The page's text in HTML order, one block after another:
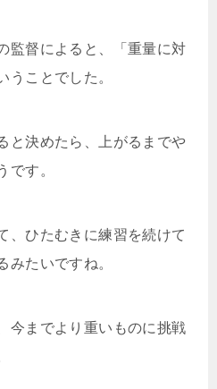
監督によると、「重量に対
うことでした。
と決めたら、上がるまでや
です。
、ひたむきに練習を続けて
みたいですね。
今までより重いものに挑戦